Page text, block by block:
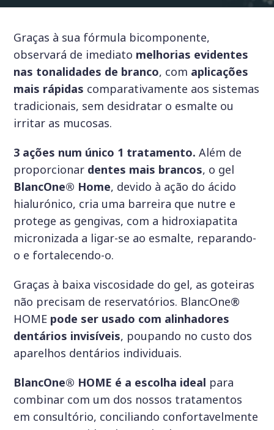
Graças à sua fórmula bicomponente,
observará de imediato melhorias evidentes
nas tonalidades de branco, com aplicações
mais rápidas comparativamente aos sistemas
tradicionais, sem desidratar o esmalte ou
irritar as mucosas.
3 ações num único 1 tratamento. Além de
proporcionar dentes mais brancos, o gel
BlancOne® Home, devido à ação do ácido
hialurónico, cria uma barreira que nutre e
protege as gengivas, com a hidroxiapatita
micronizada a ligar-se ao esmalte, reparando-
o e fortalecendo-o.
Graças à baixa viscosidade do gel, as goteiras
não precisam de reservatórios. BlancOne®
HOME pode ser usado com alinhadores
dentários invisíveis, poupando no custo dos
aparelhos dentários individuais.
BlancOne® HOME é a escolha ideal para
combinar com um dos nossos tratamentos
em consultório, conciliando confortavelmente